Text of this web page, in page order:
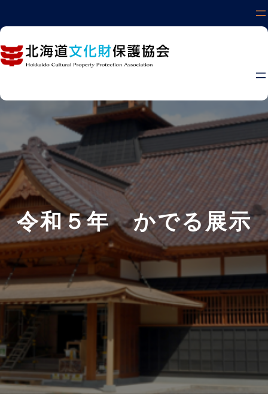
ス
キ
プ
令和５年 かでる展示